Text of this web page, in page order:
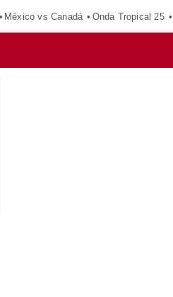
México vs Canadá Onda Tropical 25